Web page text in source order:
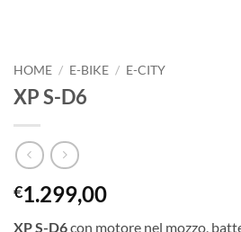
HOME / E-BIKE / E-CITY
XP S-D6
€1.299,00
XP S-D6con motore nel mozzo,